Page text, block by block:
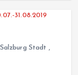
Salzburg Stadt ,